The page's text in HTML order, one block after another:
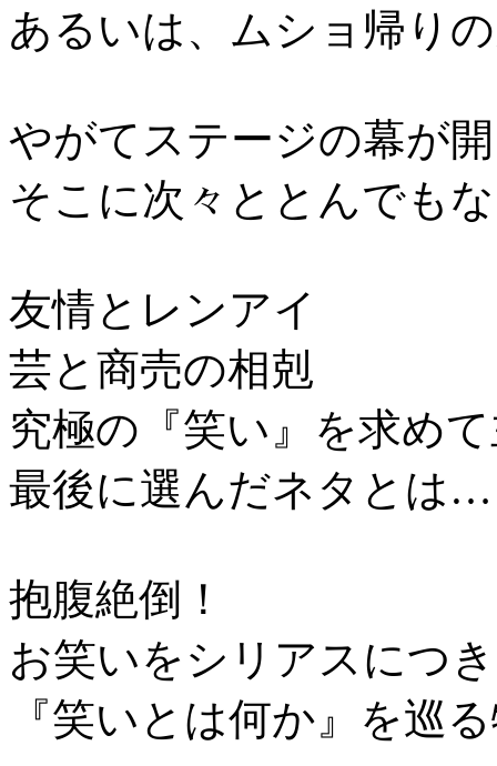
あるいは、ムショ帰り
やがてステージの幕が
そこに次々ととんでも
友情とレンアイ
芸と商売の相剋
究極の『笑い』を求め
最後に選んだネタとは
抱腹絶倒！
お笑いをシリアスにつ
『笑いとは何か』を巡